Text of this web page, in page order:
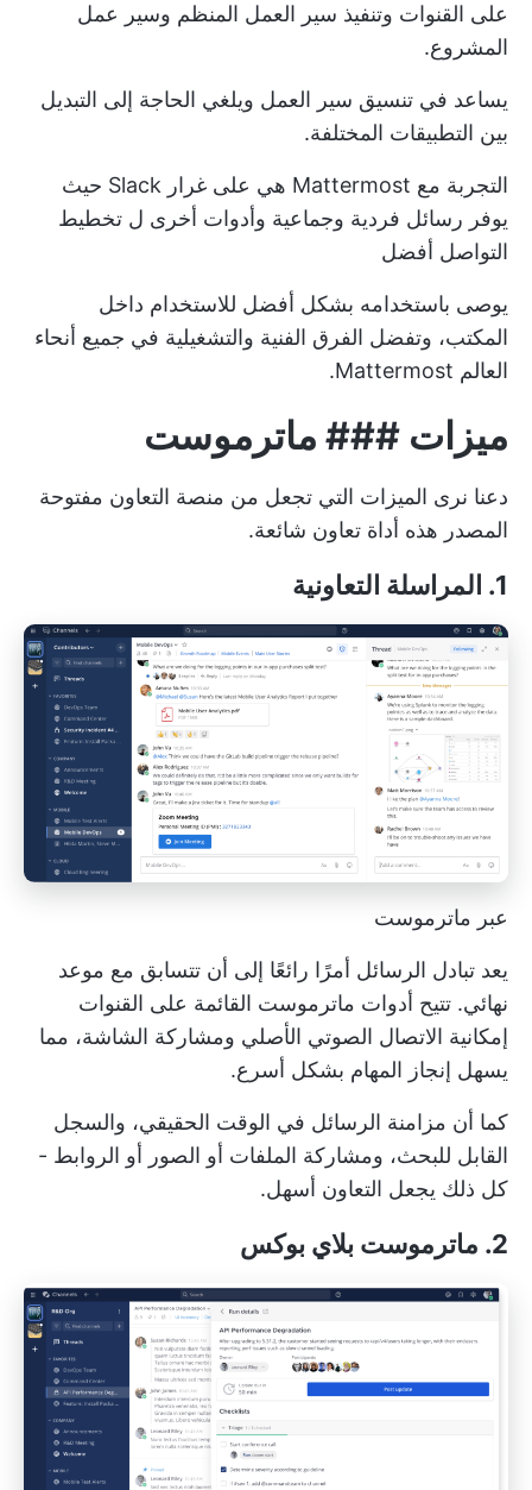
على القنوات وتنفيذ سير العمل المنظم وسير عمل
المشروع.
يساعد في تنسيق سير العمل ويلغي الحاجة إلى التبديل
بين التطبيقات المختلفة.
التجربة مع Mattermost هي على غرار Slack
حيث
يوفر رسائل فردية وجماعية وأدوات أخرى ل تخطيط
التواصل أفضل
يوصى باستخدامه بشكل أفضل للاستخدام داخل
المكتب، وتفضل الفرق الفنية والتشغيلية في جميع أنحاء
العالم Mattermost.
ميزات ### ماترموست
دعنا نرى الميزات التي تجعل من منصة التعاون مفتوحة
المصدر هذه أداة تعاون شائعة.
1. المراسلة التعاونية
عبر ماترموست
يعد تبادل الرسائل أمرًا رائعًا إلى أن تتسابق مع موعد
نهائي. تتيح أدوات ماترموست القائمة على القنوات
إمكانية الاتصال الصوتي الأصلي ومشاركة الشاشة، مما
يسهل إنجاز المهام بشكل أسرع.
كما أن مزامنة الرسائل في الوقت الحقيقي، والسجل
القابل للبحث، ومشاركة الملفات أو الصور أو الروابط -
كل ذلك يجعل التعاون أسهل.
2. ماترموست بلاي بوكس